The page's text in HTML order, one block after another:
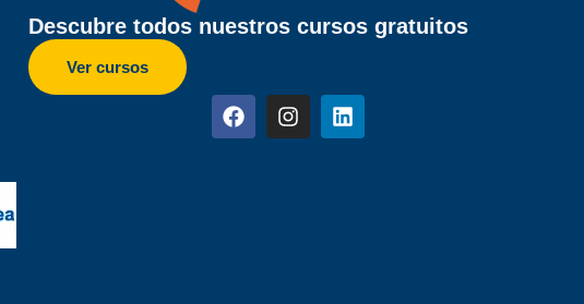
Descubre todos nuestros cursos gratuitos
Ver cursos